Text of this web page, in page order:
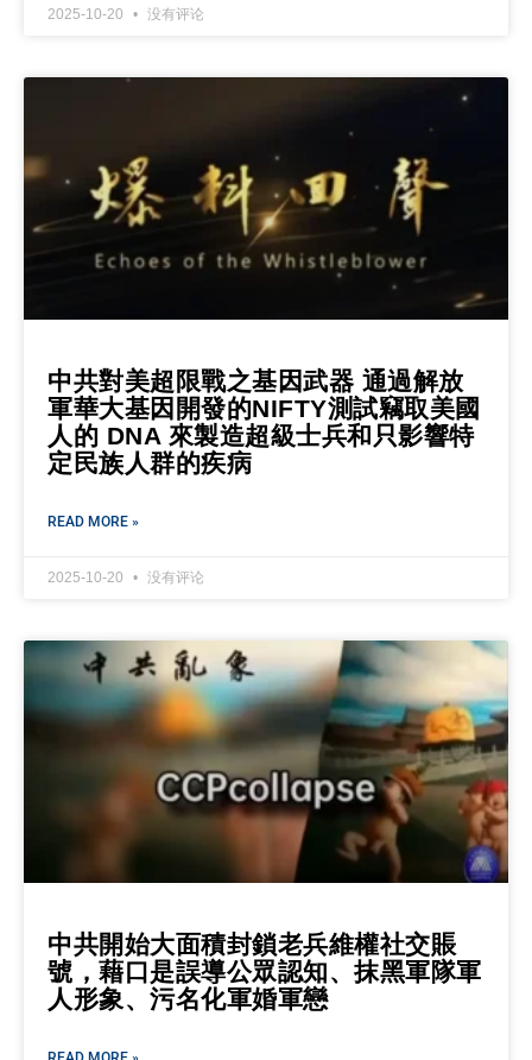
2025-10-20 没有评论
中共對美超限戰之基因武器 通過解放
軍華大基因開發的NIFTY測試竊取美國
人的 DNA 來製造超級士兵和只影響特
定民族人群的疾病
READ MORE »
2025-10-20 没有评论
中共開始大面積封鎖老兵維權社交賬
號，藉口是誤導公眾認知、抹黑軍隊軍
人形象、污名化軍婚軍戀